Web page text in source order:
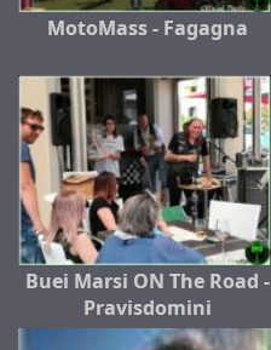
MotoMass - Fagagna
Buei Marsi ON The Road -
Pravisdomini